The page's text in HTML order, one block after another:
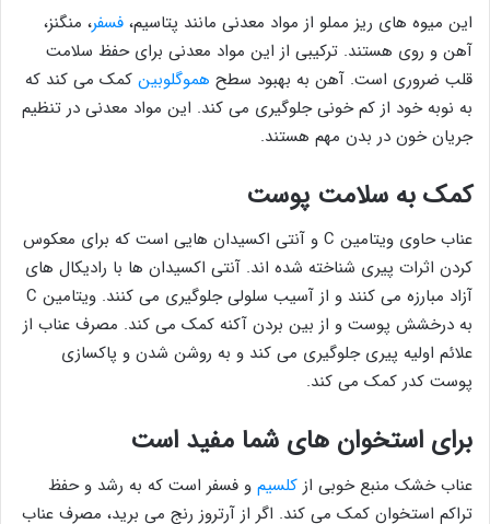
این میوه های ریز مملو از مواد معدنی مانند پتاسیم، فسفر، منگنز،
آهن و روی هستند. ترکیبی از این مواد معدنی برای حفظ سلامت
قلب ضروری است. آهن به بهبود سطح هموگلوبین کمک می کند که
به نوبه خود از کم خونی جلوگیری می کند. این مواد معدنی در تنظیم
جریان خون در بدن مهم هستند.
کمک به سلامت پوست
عناب حاوی ویتامین C و آنتی اکسیدان هایی است که برای معکوس
کردن اثرات پیری شناخته شده اند. آنتی اکسیدان ها با رادیکال های
آزاد مبارزه می کنند و از آسیب سلولی جلوگیری می کنند. ویتامین C
به درخشش پوست و از بین بردن آکنه کمک می کند. مصرف عناب از
علائم اولیه پیری جلوگیری می کند و به روشن شدن و پاکسازی
پوست کدر کمک می کند.
برای استخوان های شما مفید است
عناب خشک منبع خوبی از کلسیم و فسفر است که به رشد و حفظ
تراکم استخوان کمک می کند. اگر از آرتروز رنج می برید، مصرف عناب